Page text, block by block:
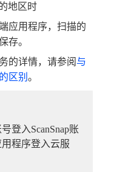
地区时
应用程序，扫描的
存。
的详情，请参阅 与
区别 。
登入ScanSnap账
程序登入云服